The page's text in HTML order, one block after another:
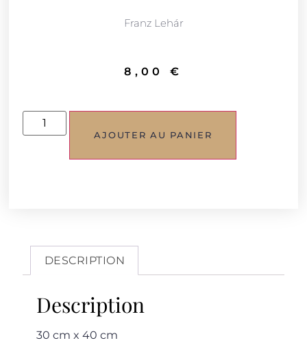
Franz Lehár
8,00€
AJOUTER AU PANIER
DESCRIPTION
Description
30 cm x 40 cm